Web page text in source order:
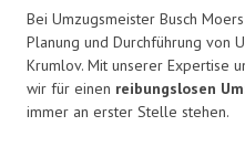
Bei Umzugsmeister Busch
Planung und Durchführung von
Krumlov. Mit unserer Expertise
wir für einen reibungslosen
immer an erster Stelle stehen.